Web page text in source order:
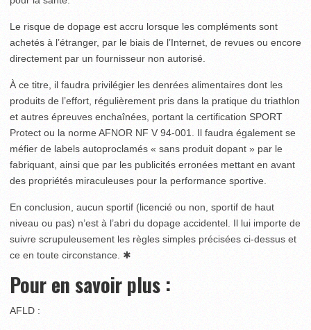
Le risque de dopage est accru lorsque les compléments sont
achetés à l’étranger, par le biais de l’Internet, de revues ou encore
directement par un fournisseur non autorisé.
À ce titre, il faudra privilégier les denrées alimentaires dont les
produits de l’effort, régulièrement pris dans la pratique du triathlon
et autres épreuves enchaînées, portant la certification SPORT
Protect ou la norme AFNOR NF V 94-001. Il faudra également se
méfier de labels autoproclamés « sans produit dopant » par le
fabriquant, ainsi que par les publicités erronées mettant en avant
des propriétés miraculeuses pour la performance sportive.
En conclusion, aucun sportif (licencié ou non, sportif de haut
niveau ou pas) n’est à l’abri du dopage accidentel. Il lui importe de
suivre scrupuleusement les règles simples précisées ci-dessus et
ce en toute circonstance. ✱
Pour en savoir plus :
AFLD :